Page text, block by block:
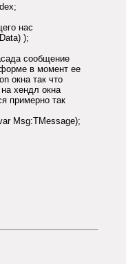
нас
);
сообщение
в момент ее
окна так что
хендл окна
примерно так
Msg:TMessage);